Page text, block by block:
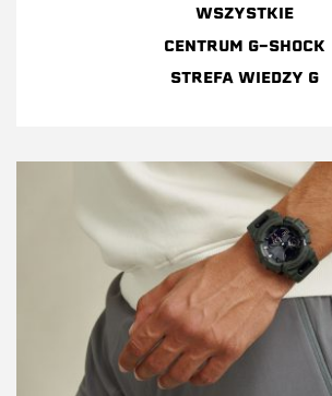
WSZYSTKIE
CENTRUM G-SHOCK
STREFA WIEDZY G